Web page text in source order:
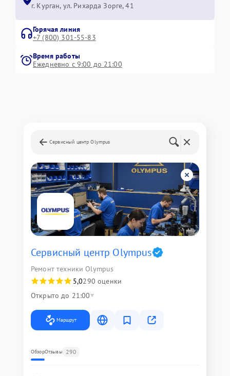
г. Курган, ул. Рихарда Зорге, 41
Горячая линия
+7 (800) 301-55-83
Время работы
Ежедневно с 9:00 до 21:00
Сервисный центр Olympus
Сервисный центр Olympus
Ремонт техники Olympus
5,0290 оценки
Открыто до 21:00
Маршрут
ОбзорОтзывы 290